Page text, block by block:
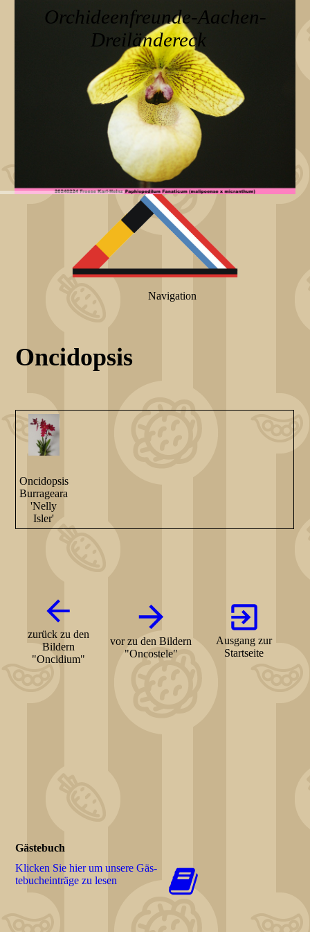
Orchideenfreunde-Aachen-
Dreiländereck
Navigation
Oncidopsis
Oncidopsis
Burrageara
'Nelly
Isler'
zurück zu den
Bildern
"Oncidium"
vor zu den Bildern
"Oncostele"
Ausgang zur
Startseite
Gästebuch
Klicken Sie hier um unsere Gäs­
te­buch­ein­trä­ge zu lesen